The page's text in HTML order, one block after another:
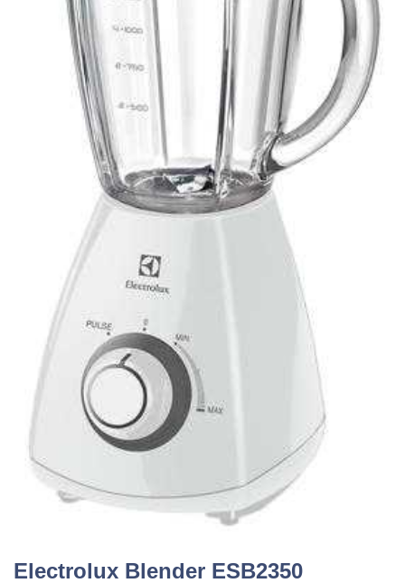
Electrolux Blender ESB2350